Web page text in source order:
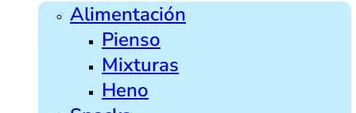
Alimentación
Pienso
Mixturas
Heno